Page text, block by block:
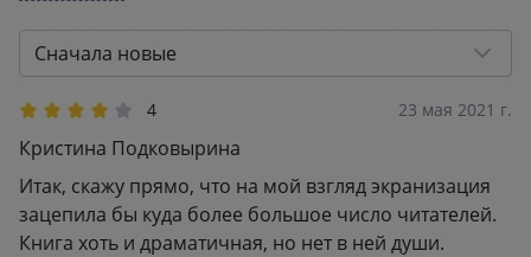
2
0
1
Сначала новые
4 23 мая 2021 г.
Кристина Подковырина
Итак, скажу прямо, что на мой взгляд экранизация
зацепила бы куда более большое число читателей.
Книга хоть и драматичная, но нет в ней души.